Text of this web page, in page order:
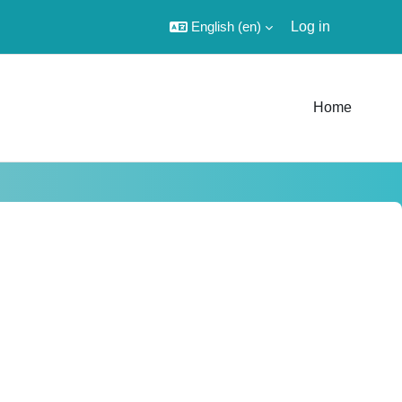
English ‎(en)‎ Log in
Home